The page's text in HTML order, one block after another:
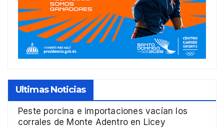
Ultimas Noticias
Peste porcina e importaciones vacían los
corrales de Monte Adentro en Licey